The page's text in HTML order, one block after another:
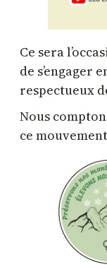
Ce sera
de s’engager
respectueux
Nous
ce